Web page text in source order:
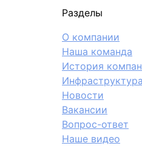
Разделы
О компании
Наша команда
История
Новости
Вакансии
Вопрос-ответ
Наше видео